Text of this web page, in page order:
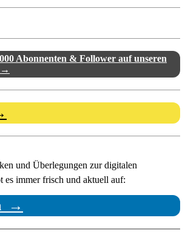
Abonnenten & Follower auf unseren
→
und Überlegungen zur digitalen
es immer frisch und aktuell auf:
→